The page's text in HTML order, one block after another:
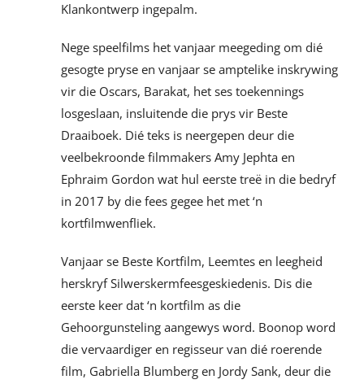
Klankontwerp ingepalm.
Nege speelfilms het vanjaar meegeding om dié
gesogte pryse en vanjaar se amptelike inskrywing
vir die Oscars, Barakat, het ses toekennings
losgeslaan, insluitende die prys vir Beste
Draaiboek. Dié teks is neergepen deur die
veelbekroonde filmmakers Amy Jephta en
Ephraim Gordon wat hul eerste treë in die bedryf
in 2017 by die fees gegee het met ‘n
kortfilmwenfliek.
Vanjaar se Beste Kortfilm, Leemtes en leegheid
herskryf Silwerskermfeesgeskiedenis. Dis die
eerste keer dat ‘n kortfilm as die
Gehoorgunsteling aangewys word. Boonop word
die vervaardiger en regisseur van dié roerende
film, Gabriella Blumberg en Jordy Sank, deur die